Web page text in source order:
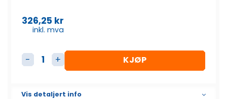
326,25 kr
inkl. mva
Arbeidslampe Halogen 24V antall
KJØP
Vis detaljert info